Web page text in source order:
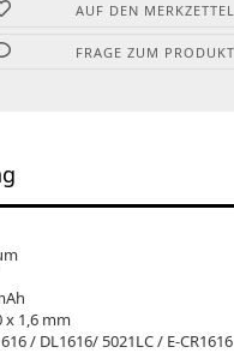
AUF DEN MERKZETTEL
FRAGE ZUM PRODUKT
1,6 mm
/ DL1616/ 5021LC / E-CR1616